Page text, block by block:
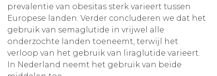
prevalentie van obesitas sterk varieert tussen
Europese landen. Verder concluderen we dat het
gebruik van semaglutide in vrijwel alle
onderzochte landen toeneemt, terwijl het
verloop van het gebruik van liraglutide varieert.
In Nederland neemt het gebruik van beide